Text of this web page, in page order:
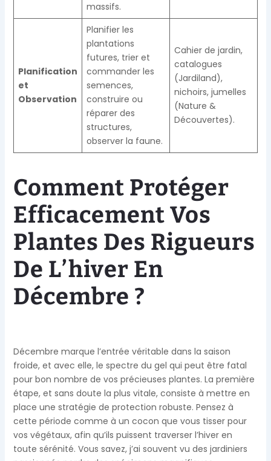
massifs.
Planification
et
Observation
Planifier les
plantations
futures, trier et
commander les
semences,
construire ou
réparer des
structures,
observer la faune.
Cahier de jardin,
catalogues
(Jardiland),
nichoirs, jumelles
(Nature &
Découvertes).
Comment Protéger
Efficacement Vos
Plantes Des Rigueurs
De L’hiver En
Décembre ?
Décembre marque l’entrée véritable dans la saison
froide, et avec elle, le spectre du gel qui peut être fatal
pour bon nombre de vos précieuses plantes. La première
étape, et sans doute la plus vitale, consiste à mettre en
place une stratégie de protection robuste. Pensez à
cette période comme à un cocon que vous tisser pour
vos végétaux, afin qu’ils puissent traverser l’hiver en
toute sérénité. Vous savez, j’ai souvent vu des jardiniers